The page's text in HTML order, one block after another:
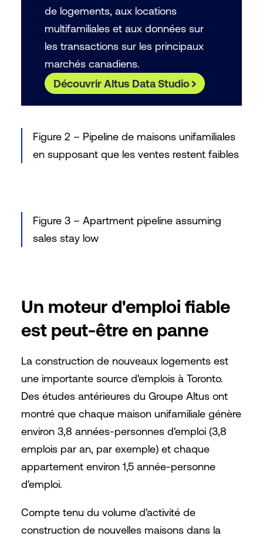
de logements, aux locations
multifamiliales et aux données sur
les transactions sur les principaux
marchés canadiens.
Découvrir Altus Data Studio
Figure 2 – Pipeline de maisons unifamiliales
en supposant que les ventes restent faibles
Figure 3 – Apartment pipeline assuming
sales stay low
Un moteur d'emploi fiable
est peut-être en panne
La construction de nouveaux logements est
une importante source d'emplois à Toronto.
Des études antérieures du Groupe Altus ont
montré que chaque maison unifamiliale génère
environ 3,8 années-personnes d'emploi (3,8
emplois par an, par exemple) et chaque
appartement environ 1,5 année-personne
d'emploi.
Compte tenu du volume d'activité de
construction de nouvelles maisons dans la